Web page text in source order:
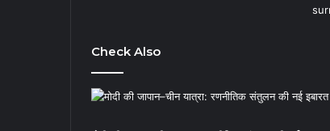
Check Also